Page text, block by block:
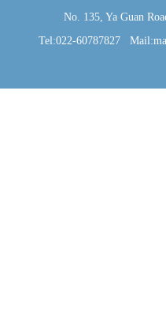
No. 135, Ya Guan
Tel:022-60787827